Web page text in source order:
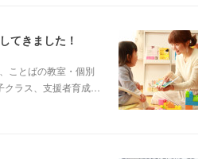
てきました！
ことばの教室・個別
ラス、支援者育成…